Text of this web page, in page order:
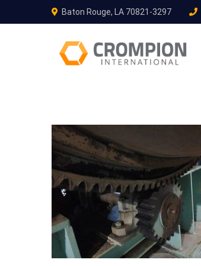
Baton Rouge, LA 70821-3297